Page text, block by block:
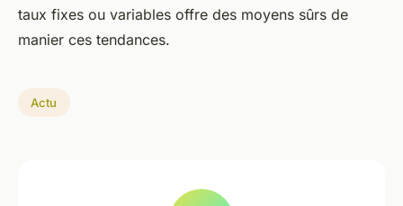
taux fixes ou variables offre des moyens sûrs de
manier ces tendances.
Actu